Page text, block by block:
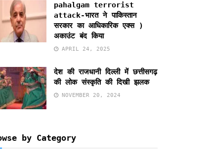
pahalgam terrorist
attack-भारत ने पाकिस्तान
सरकार का आधिकारिक एक्स )
अकाउंट बंद किया
APRIL 24, 2025
देश की राजधानी दिल्ली में छत्तीसगढ़
की लोक संस्कृति की दिखी झलक
NOVEMBER 20, 2024
by Category